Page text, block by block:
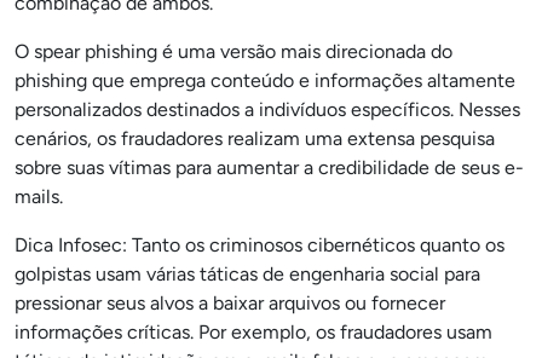
O spear phishing é uma versão mais direcionada do
phishing que emprega conteúdo e informações altamente
personalizados destinados a indivíduos específicos. Nesses
cenários, os fraudadores realizam uma extensa pesquisa
sobre suas vítimas para aumentar a credibilidade de seus e-
mails.
Dica Infosec: Tanto os criminosos cibernéticos quanto os
golpistas usam várias táticas de engenharia social para
pressionar seus alvos a baixar arquivos ou fornecer
informações críticas. Por exemplo, os fraudadores usam